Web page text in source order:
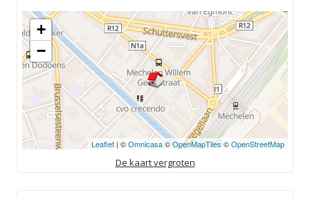
+
−
Leaflet| ©Omnicasa©OpenMapTiles©OpenStreetMap
De kaart vergroten